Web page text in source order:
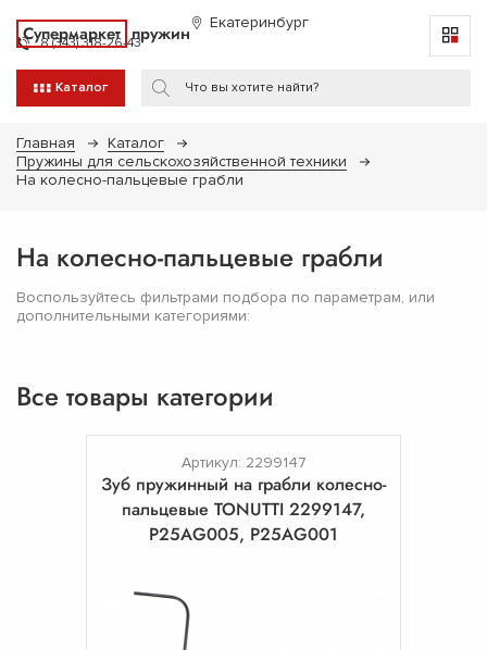
Супермаркет пружин Екатеринбург
8 (343) 318-26-43
Каталог
Главная
Каталог
Пружины для сельскохозяйственной техники
На колесно-пальцевые грабли
На колесно-пальцевые грабли
Воспользуйтесь фильтрами подбора по параметрам, или
дополнительными категориями:
Все товары категории
Артикул: 2299147
Зуб пружинный на грабли колесно-
пальцевые TONUTTI 2299147,
P25AG005, P25AG001